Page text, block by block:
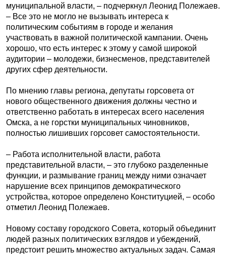
муниципальной власти, – подчеркнул Леонид Полежаев.
– Все это не могло не вызывать интереса к
политическим событиям в городе и желания
участвовать в важной политической кампании. Очень
хорошо, что есть интерес к этому у самой широкой
аудитории – молодежи, бизнесменов, представителей
других сфер деятельности.
По мнению главы региона, депутаты горсовета от
нового общественного движения должны честно и
ответственно работать в интересах всего населения
Омска, а не горстки муниципальных чиновников,
полностью лишивших горсовет самостоятельности.
– Работа исполнительной власти, работа
представительной власти, – это глубоко разделенные
функции, и размывание границ между ними означает
нарушение всех принципов демократического
устройства, которое определено Конституцией, – особо
отметил Леонид Полежаев.
Новому составу городского Совета, который объединит
людей разных политических взглядов и убеждений,
предстоит решить множество актуальных задач. Самая